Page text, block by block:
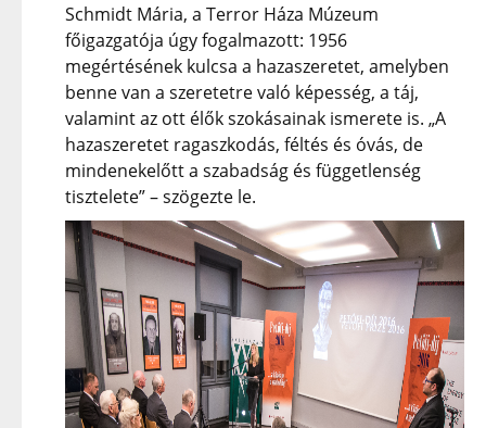
Schmidt Mária, a Terror Háza Múzeum
főigazgatója úgy fogalmazott: 1956
megértésének kulcsa a hazaszeretet, amelyben
benne van a szeretetre való képesség, a táj,
valamint az ott élők szokásainak ismerete is. „A
hazaszeretet ragaszkodás, féltés és óvás, de
mindenekelőtt a szabadság és függetlenség
tisztelete” – szögezte le.